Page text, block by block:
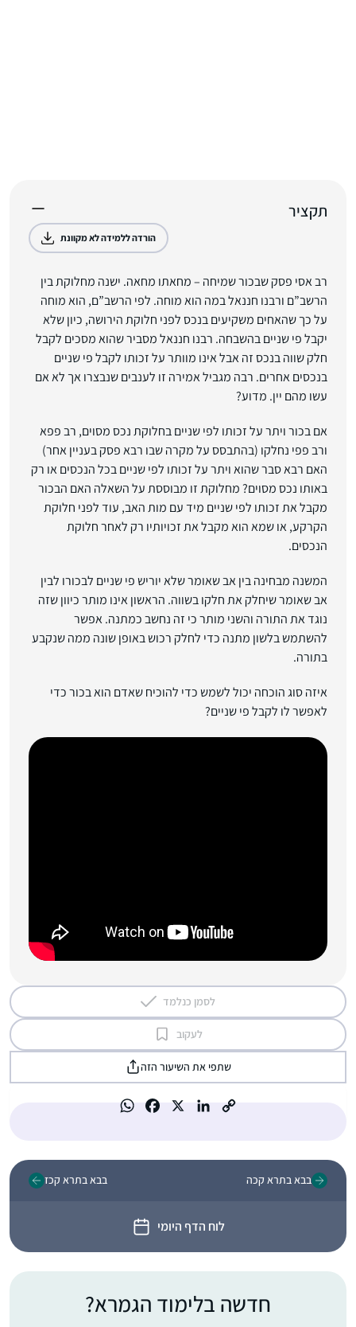
תקציר
הורדה ללמידה לא מקוונת
רב אסי פסק שבכור שמיחה – מחאתו מחאה. ישנה מחלוקת בין
הרשב”ם ורבנו חננאל במה הוא מוחה. לפי הרשב”ם, הוא מוחה
על כך שהאחים משקיעים בנכס לפני חלוקת הירושה, כיון שלא
יקבל פי שניים בהשבחה. רבנו חננאל מסביר שהוא מסכים לקבל
חלק שווה בנכס זה אבל אינו מוותר על זכותו לקבל פי שניים
בנכסים אחרים. רבה מגביל אמירה זו לענבים שנבצרו אך לא אם
עשו מהם יין. מדוע?
אם בכור ויתר על זכותו לפי שניים בחלוקת נכס מסוים, רב פפא
ורב פפי נחלקו (בהתבסס על מקרה שבו רבא פסק בעניין אחר)
האם רבא סבר שהוא ויתר על זכותו לפי שניים בכל הנכסים או רק
באותו נכס מסוים? מחלוקת זו מבוססת על השאלה האם הבכור
מקבל את זכותו לפי שניים מיד עם מות האב, עוד לפני חלוקת
הקרקע, או שמא הוא מקבל את זכויותיו רק לאחר חלוקת
הנכסים.
המשנה מבחינה בין אב שאומר שלא יוריש פי שניים לבכורו לבין
אב שאומר שיחלק את חלקו בשווה. הראשון אינו מותר כיוון שזה
נוגד את התורה והשני מותר כי זה נחשב כמתנה. אפשר
להשתמש בלשון מתנה כדי לחלק רכוש באופן שונה ממה שנקבע
בתורה.
איזה סוג הוכחה יכול לשמש כדי להוכיח שאדם הוא בכור כדי
לאפשר לו לקבל פי שניים?
לסמן כנלמד
לעקוב
שתפי את השיעור הזה
בבא בתרא קכה
לוח הדף היומי
בבא בתרא קכז
חדשה בלימוד הגמרא?